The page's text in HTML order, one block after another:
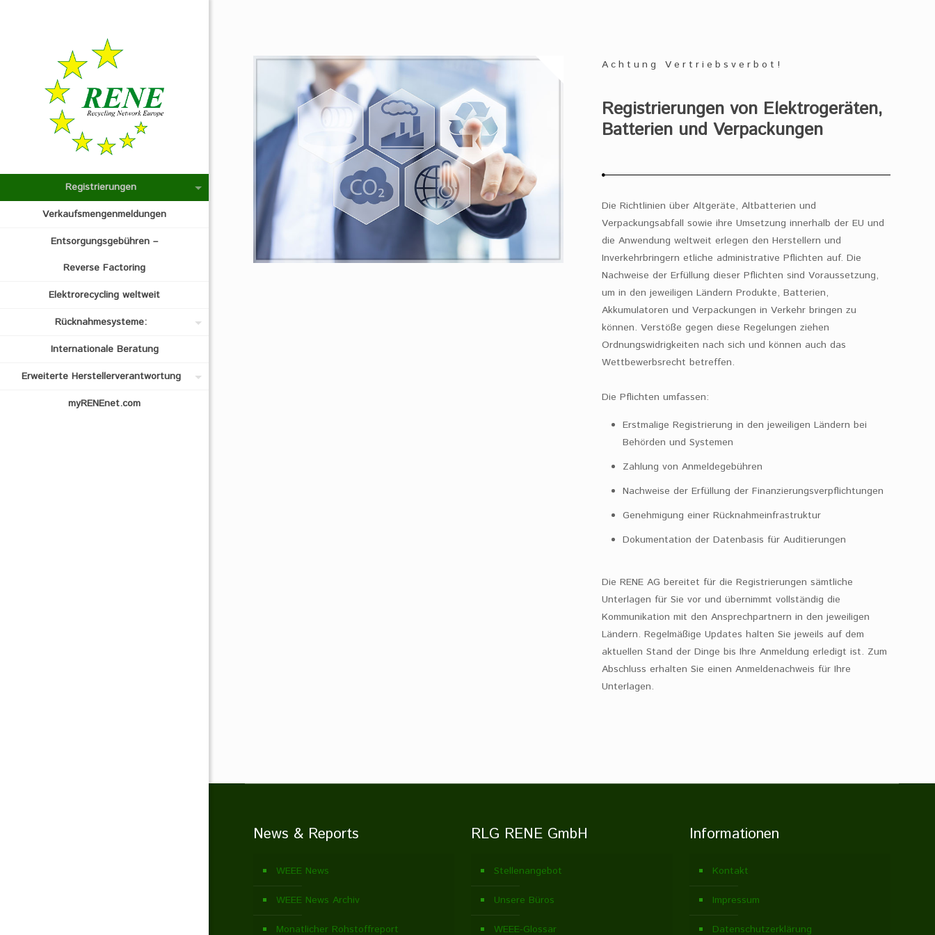
Registrierungen
Verkaufsmengenmeldungen
Entsorgungsgebühren –
Reverse Factoring
Elektrorecycling weltweit
Rücknahmesysteme:
Internationale Beratung
Erweiterte Herstellerverantwortung
myRENEnet.com
Achtung Vertriebsverbot!
Registrierungen von Elektrogeräten,
Batterien und Verpackungen
Die Richtlinien über Altgeräte, Altbatterien und
Verpackungsabfall sowie ihre Umsetzung innerhalb der EU und
die Anwendung weltweit erlegen den Herstellern und
Inverkehrbringern etliche administrative Pflichten auf. Die
Nachweise der Erfüllung dieser Pflichten sind Voraussetzung,
um in den jeweiligen Ländern Produkte, Batterien,
Akkumulatoren und Verpackungen in Verkehr bringen zu
können. Verstöße gegen diese Regelungen ziehen
Ordnungswidrigkeiten nach sich und können auch das
Wettbewerbsrecht betreffen.
Die Pflichten umfassen:
Erstmalige Registrierung in den jeweiligen Ländern bei
Behörden und Systemen
Zahlung von Anmeldegebühren
Nachweise der Erfüllung der Finanzierungsverpflichtungen
Genehmigung einer Rücknahmeinfrastruktur
Dokumentation der Datenbasis für Auditierungen
Die RENE AG bereitet für die Registrierungen sämtliche
Unterlagen für Sie vor und übernimmt vollständig die
Kommunikation mit den Ansprechpartnern in den jeweiligen
Ländern. Regelmäßige Updates halten Sie jeweils auf dem
aktuellen Stand der Dinge bis Ihre Anmeldung erledigt ist. Zum
Abschluss erhalten Sie einen Anmeldenachweis für Ihre
Unterlagen.
News & Reports
WEEE News
WEEE News Archiv
Monatlicher Rohstoffreport
RLG RENE GmbH
Stellenangebot
Unsere Büros
WEEE-Glossar
Informationen
Kontakt
Impressum
Datenschutzerklärung